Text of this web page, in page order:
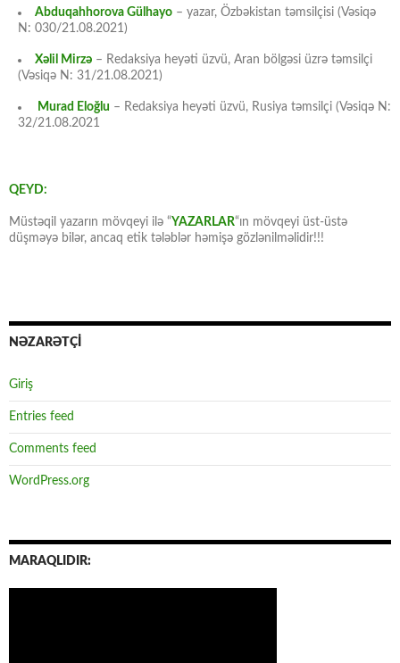
Abduqahhorova Gülhayo – yazar, Özbəkistan təmsilçisi (Vəsiqə
N: 030/21.08.2021)
Xəlil Mirzə – Redaksiya heyəti üzvü, Aran bölgəsi üzrə təmsilçi
(Vəsiqə N: 31/21.08.2021)
Murad Eloğlu – Redaksiya heyəti üzvü, Rusiya təmsilçi (Vəsiqə N:
32/21.08.2021
QEYD:
Müstəqil yazarın mövqeyi ilə “YAZARLAR“ın mövqeyi üst-üstə
düşməyə bilər, ancaq etik tələblər həmişə gözlənilməlidir!!!
NƏZARƏTÇİ
Giriş
Entries feed
Comments feed
WordPress.org
MARAQLIDIR: